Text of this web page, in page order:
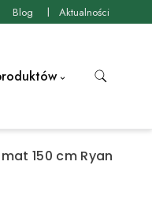
Blog Aktualności
150 cm Ryan